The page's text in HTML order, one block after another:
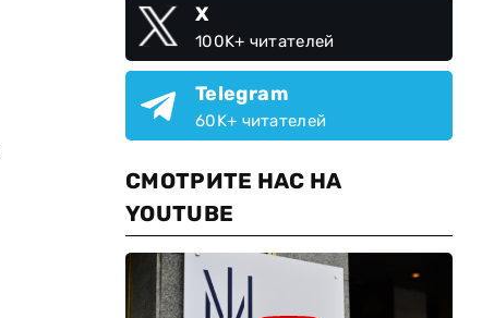
X
100K+ читателей
Telegram
60K+ читателей
СМОТРИТЕ НАС НА
YOUTUBE